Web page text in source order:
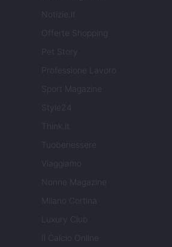
Notizie.it
Offerte Shopping
Professione Lavoro
Sport Magazine
Style24
Think.it
Tuobenessere
Viaggiamo
Nonne Magazine
Milano Cortina
Luxury Club
Il Calcio Online